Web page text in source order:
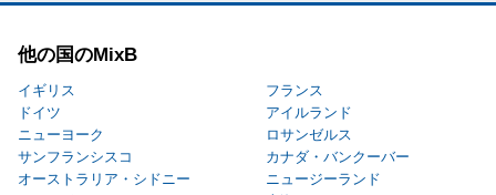
他の国のMixB
イギリス
フランス
ドイツ
アイルランド
ニューヨーク
ロサンゼルス
サンフランシスコ
カナダ・バンクーバー
オーストラリア・シドニー
ニュージーランド